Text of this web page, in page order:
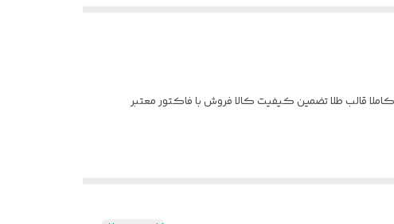
حساسیت💯 بسیار زیباوخاص کاملا قالب طلا تضمین کیفیت کالا فروش با فاکتور معتبر